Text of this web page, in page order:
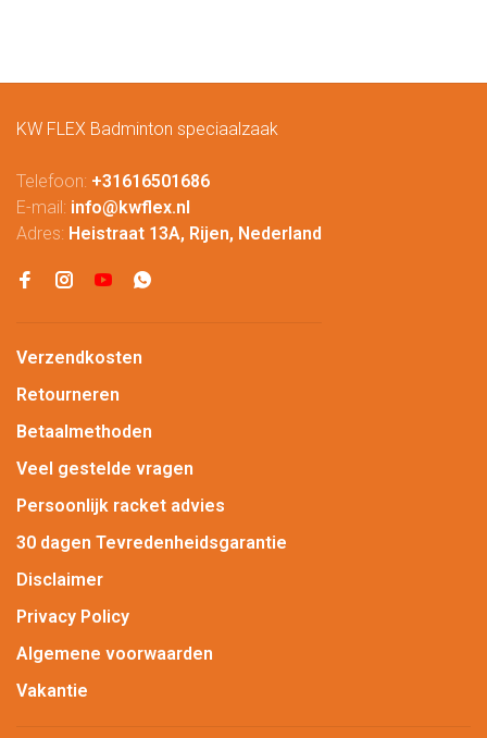
KW FLEX Badminton speciaalzaak
Telefoon: +31616501686
E-mail: info@kwflex.nl
Adres: Heistraat 13A, Rijen, Nederland
Verzendkosten
Retourneren
Betaalmethoden
Veel gestelde vragen
Persoonlijk racket advies
30 dagen Tevredenheidsgarantie
Disclaimer
Privacy Policy
Algemene voorwaarden
Vakantie